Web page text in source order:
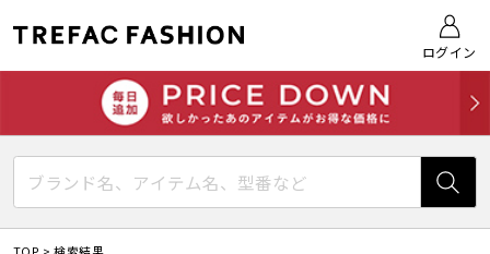
ログイン